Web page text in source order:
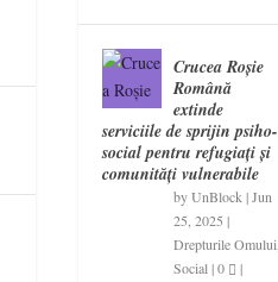
Crucea Roșie
Română
extinde
serviciile de sprijin psiho-
social pentru refugiați și
comunități vulnerabile
byUnBlock |Jun
25, 2025 |
Drepturile Omului
Social |0 |